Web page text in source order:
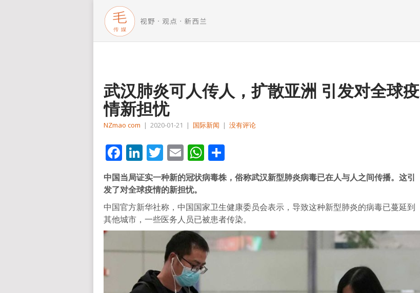
武汉肺炎可人传人，扩散亚洲 引发对全球疫
情新担忧
NZmao com | 2020-01-21 | 国际新闻 | 没有评论
Facebook
LinkedIn
Twitter
EmailWhatsApp
享
中国当局证实一种新的冠状病毒株，俗称武汉新型肺炎病毒已在人与人之间传播。这引
发了对全球疫情的新担忧。
中国官方新华社称，中国国家卫生健康委员会表示，导致这种新型肺炎的病毒已蔓延到
其他城市，一些医务人员已被患者传染。